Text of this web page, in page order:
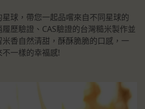
球，帶您一起品嚐來自不同星球的
歷驗證、CAS驗證的台灣糙米製作並
香自然清甜，酥酥脆脆的口感，一
一樣的幸福感!